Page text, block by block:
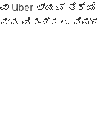
Uber ಆ್ಯಪ್
ವಿನಂತಿಸಲು